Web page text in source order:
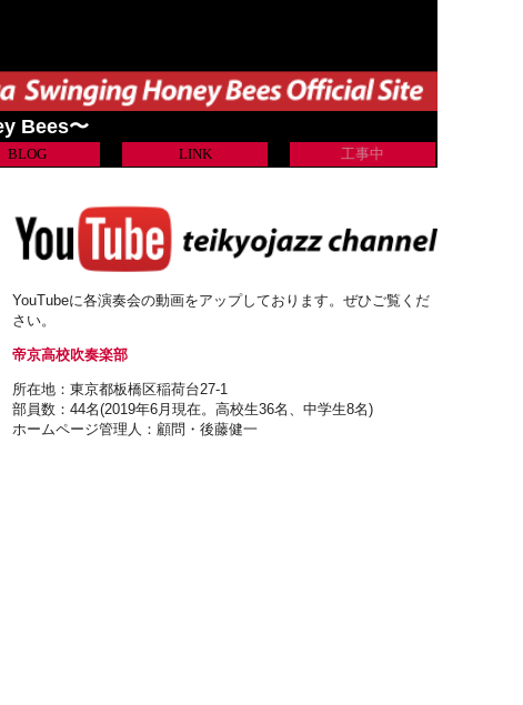
Bees〜
BLOG LINK 工事中
YouTubeに各演奏会の動画をアップしております。ぜひご覧くだ
さい。
帝京高校吹奏楽部
所在地：東京都板橋区稲荷台27-1
部員数：44名(2019年6月現在。高校生36名、中学生8名)
ホームページ管理人：顧問・後藤健一